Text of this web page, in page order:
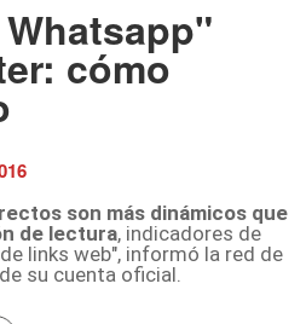
cómo
son más dinámicos que
de lectura, indicadores de
links web", informó la red de
su cuenta oficial.